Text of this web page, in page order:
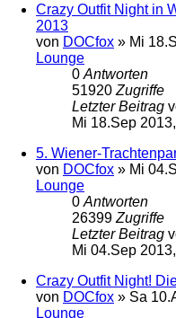
Crazy Outfit Night in
2013
von DOCfox » Mi
Lounge
0 Antworten
51920 Zugriffe
Letzter Beitrag
Mi 18.Sep
5. Wiener-
von DOCfox » Mi
Lounge
0 Antworten
26399 Zugriffe
Letzter Beitrag
Mi 04.Sep
Crazy Outfit Night!
von DOCfox » Sa
Lounge